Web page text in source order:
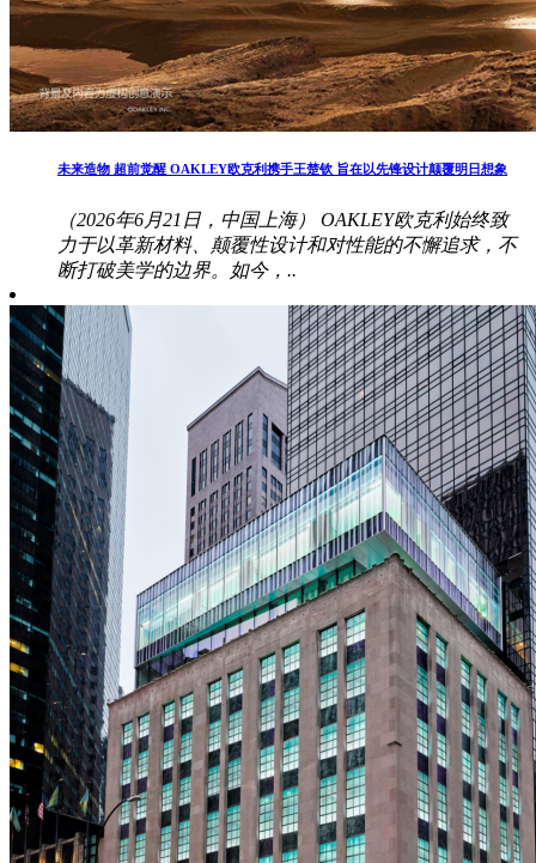
未来造物 超前觉醒 OAKLEY欧克利携手王楚钦 旨在以先锋设计颠覆明日想象
（2026年6月21日，中国上海） OAKLEY欧克利始终致
力于以革新材料、颠覆性设计和对性能的不懈追求，不
断打破美学的边界。如今，..